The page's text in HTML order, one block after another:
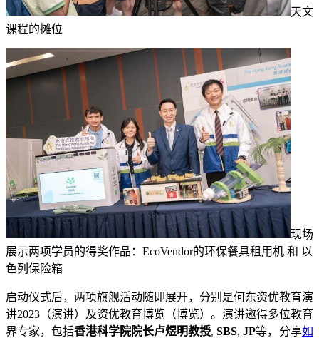
天文
课程的摊位
现场
展示两项学员的得奖作品：EcoVendor的环保餐具租用机 和 以
色列保险箱
启动仪式后，两项旗舰活动随即展开，分别是何东资优教育演
讲2023（演讲）及资优教育博览（博览）。演讲邀得多位教育
界专家，包括香港科学院院长卢煜明教授, SBS, JP等，分享如